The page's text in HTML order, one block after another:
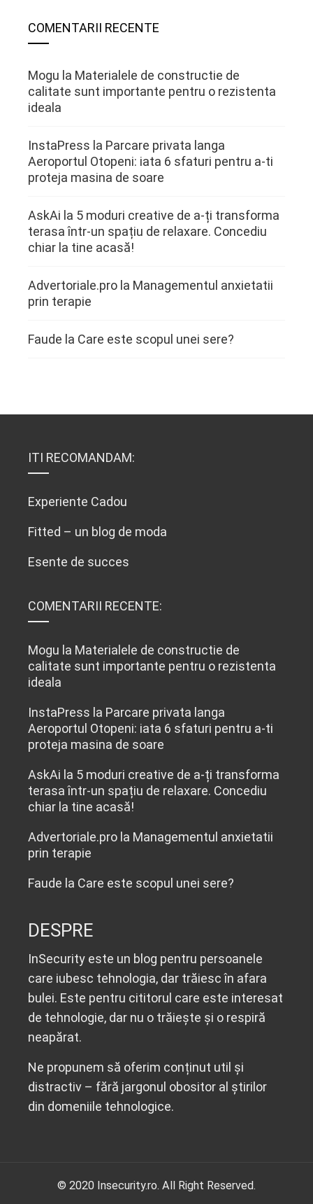
COMENTARII RECENTE
Mogu la Materialele de constructie de
calitate sunt importante pentru o rezistenta
ideala
InstaPress la Parcare privata langa
Aeroportul Otopeni: iata 6 sfaturi pentru a-ti
proteja masina de soare
AskAi la 5 moduri creative de a-ți transforma
terasa într-un spațiu de relaxare. Concediu
chiar la tine acasă!
Advertoriale.pro la Managementul anxietatii
prin terapie
Faude la Care este scopul unei sere?
ITI RECOMANDAM:
Experiente Cadou
Fitted – un blog de moda
Esente de succes
COMENTARII RECENTE:
Mogu la Materialele de constructie de
calitate sunt importante pentru o rezistenta
ideala
InstaPress la Parcare privata langa
Aeroportul Otopeni: iata 6 sfaturi pentru a-ti
proteja masina de soare
AskAi la 5 moduri creative de a-ți transforma
terasa într-un spațiu de relaxare. Concediu
chiar la tine acasă!
Advertoriale.pro la Managementul anxietatii
prin terapie
Faude la Care este scopul unei sere?
DESPRE
InSecurity este un blog pentru persoanele
care iubesc tehnologia, dar trăiesc în afara
bulei. Este pentru cititorul care este interesat
de tehnologie, dar nu o trăiește și o respiră
neapărat.
Ne propunem să oferim conținut util și
distractiv – fără jargonul obositor al știrilor
din domeniile tehnologice.
© 2020 Insecurity.ro. All Right Reserved.